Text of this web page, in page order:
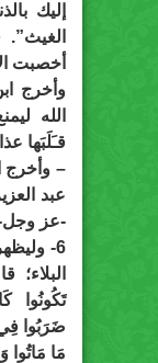
إليك
أخصبت
وأخرج
الله
قـَلَبَها
– وأخرج
عبد
-عز وجل-
6-
البلاء؛
تَكُونُوا
ضَرَبُوا فِي
مَا